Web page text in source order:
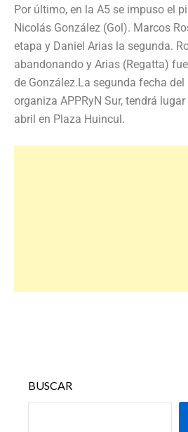
Por último, en la A5 se impuso el
Nicolás González (Gol). Marcos
etapa y Daniel Arias la segunda.
abandonando y Arias (Regatta)
de González.La segunda fecha
organiza APPRyN Sur, tendrá
abril en Plaza Huincul.
BUSCAR